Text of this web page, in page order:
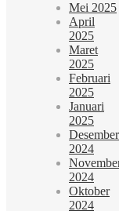
Mei 2025
April
2025
Maret
2025
Februari
2025
Januari
2025
Desember
2024
2024
Oktober
2024